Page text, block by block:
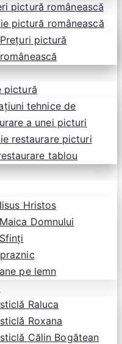
pictură românească
pictură românească
Prețuri pictură
românească
pictură
tehnice de
a unei picturi
restaurare picturi
tablou
Hristos
Domnului
pe lemn
Raluca
Roxana
Călin Bogătean